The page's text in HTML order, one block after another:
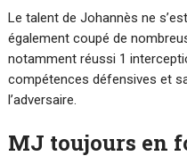
Le talent de Johannès ne
également coupé de
notamment réussi 1
compétences défensives et
l’adversaire.
MJ toujours en